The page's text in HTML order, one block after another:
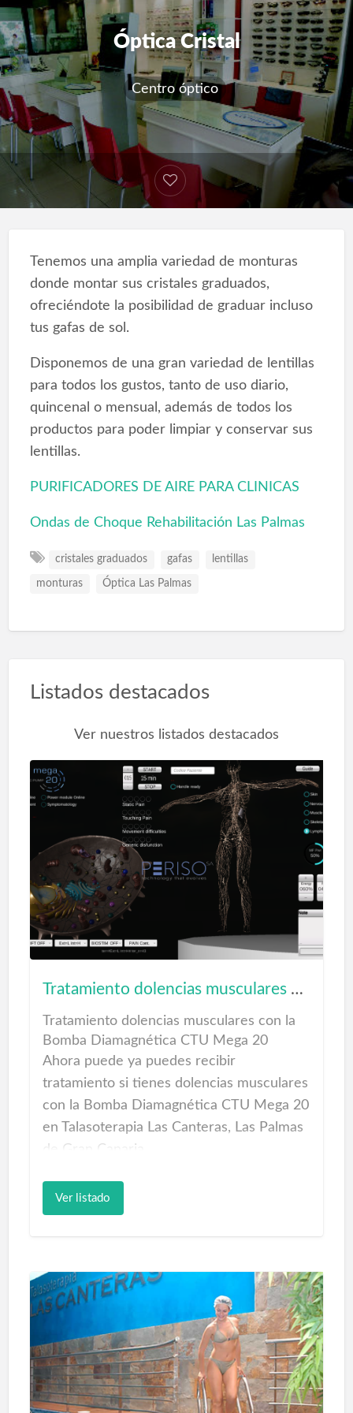
Óptica Cristal
Centro óptico
Tenemos una amplia variedad de monturas
donde montar sus cristales graduados,
ofreciéndote la posibilidad de graduar incluso
tus gafas de sol.
Disponemos de una gran variedad de lentillas
para todos los gustos, tanto de uso diario,
quincenal o mensual, además de todos los
productos para poder limpiar y conservar sus
lentillas.
PURIFICADORES DE AIRE PARA CLINICAS
Ondas de Choque Rehabilitación Las Palmas
cristales graduados gafas lentillas
monturas Óptica Las Palmas
Listados destacados
Ver nuestros listados destacados
Tratamiento dolencias musculares con CTU MEGA 20 en Talasoterapia Las Canteras
Tratamiento dolencias musculares con la
Bomba Diamagnética CTU Mega 20
Ahora puede ya puedes recibir
tratamiento si tienes dolencias musculares
con la Bomba Diamagnética CTU Mega 20
en Talasoterapia Las Canteras, Las Palmas
de Gran Canaria.
¿Tienes dolencias musculares cada día?
Pregunta a tu fisioterapeuta rehabilitador.
Calidad de vida a tu alcance. Se trata de
un tratamiento indoloro, desde la primera
sesión notarás la mejoría.
La Bomba Diamagnética CTU Mega 20 es
Ver listado